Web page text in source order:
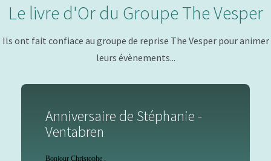
Le livre d'Or du Groupe The Vesper
Ils ont fait confiace au groupe de reprise The Vesper pour animer
leurs évènements...
Anniversaire de Stéphanie -
Ventabren
Bonjour Christophe ,